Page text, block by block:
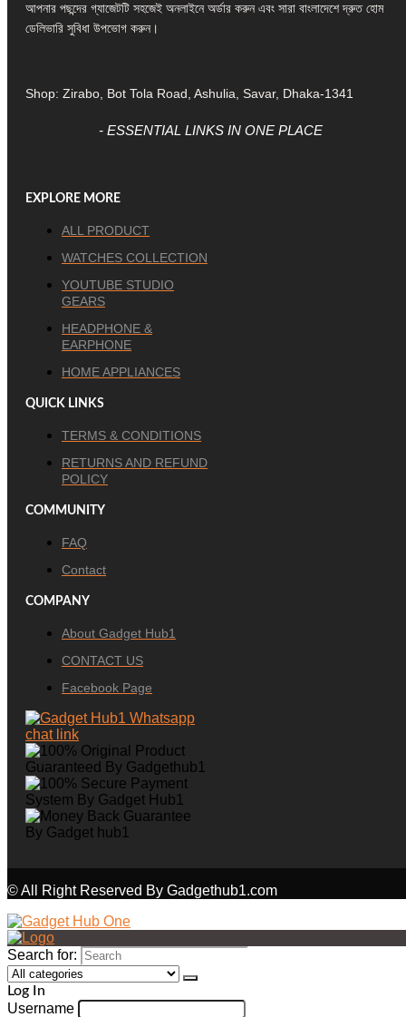
আপনার পছন্দের গ্যাজেটটি সহজেই অনলাইনে অর্ডার করুন এবং সারা বাংলাদেশে দ্রুত হোম
ডেলিভারি সুবিধা উপভোগ করুন।
Shop: Zirabo, Bot Tola Road, Ashulia, Savar, Dhaka-1341
- ESSENTIAL LINKS IN ONE PLACE
EXPLORE MORE
ALL PRODUCT
WATCHES COLLECTION
YOUTUBE STUDIO
GEARS
HEADPHONE &
EARPHONE
HOME APPLIANCES
QUICK LINKS
TERMS & CONDITIONS
RETURNS AND REFUND
POLICY
COMMUNITY
FAQ
Contact
COMPANY
About Gadget Hub1
CONTACT US
Facebook Page
© All Right Reserved By Gadgethub1.com
Search for:
Log In
Username